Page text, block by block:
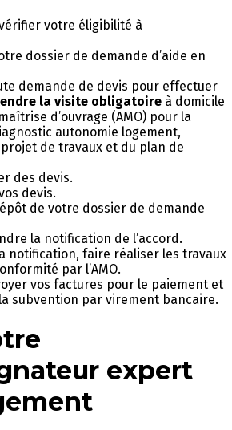
votre éligibilité à
dossier de demande d’aide en
demande de devis pour effectuer
la visite obligatoire à domicile
d’ouvrage (AMO) pour la
autonomie logement,
de travaux et du plan de
des devis.
devis.
de votre dossier de demande
la notification de l’accord.
notification, faire réaliser les travaux
par l’AMO.
vos factures pour le paiement et
subvention par virement bancaire.
expert